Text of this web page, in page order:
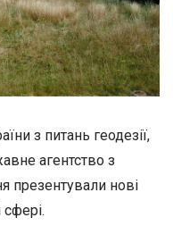
з питань геодезії,
агентство з
презентували нові